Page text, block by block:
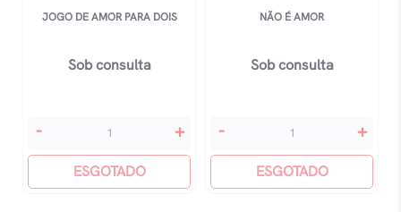
JOGO DE AMOR PARA DOIS
Sob consulta
Jogo
Para
- +
ESGOTADO
NÃO É AMOR
Sob consulta
Não
quantidade
- +
ESGOTADO